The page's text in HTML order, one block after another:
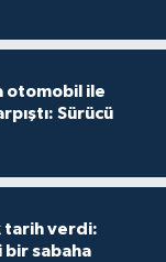
otomobil ile
Sürücü
tarih verdi:
bir sabaha